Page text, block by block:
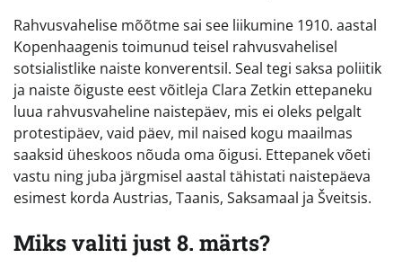
Rahvusvahelise mõõtme sai see liikumine 1910. aastal
Kopenhaagenis toimunud teisel rahvusvahelisel
sotsialistlike naiste konverentsil. Seal tegi saksa poliitik
ja naiste õiguste eest võitleja Clara Zetkin ettepaneku
luua rahvusvaheline naistepäev, mis ei oleks pelgalt
protestipäev, vaid päev, mil naised kogu maailmas
saaksid üheskoos nõuda oma õigusi. Ettepanek võeti
vastu ning juba järgmisel aastal tähistati naistepäeva
esimest korda Austrias, Taanis, Saksamaal ja Šveitsis.
Miks valiti just 8. märts?